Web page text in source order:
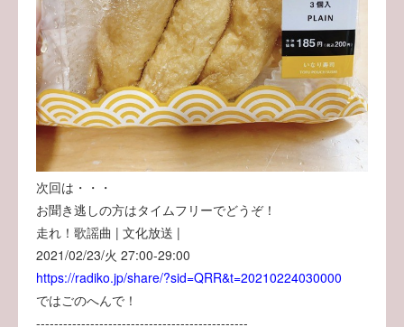
次回は・・・
お聞き逃しの方はタイムフリーでどうぞ！
走れ！歌謡曲 | 文化放送 |
2021/02/23/火 27:00-29:00
https://radiko.jp/share/?sid=QRR&t=20210224030000
ではごのへんで！
-----------------------------------------------